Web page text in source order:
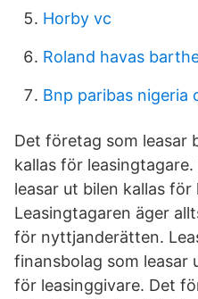
Horby vc
Roland havas
Bnp paribas nigeria
Det företag som leasar
kallas för
leasar ut bilen kallas för
Leasingtagaren äger
för nyttjanderätten.
finansbolag som leasar
för leasinggivare. Det